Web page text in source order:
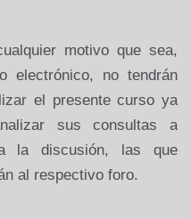
motivo que sea,
electrónico, no tendrán
el presente curso ya
sus consultas a
la discusión, las que
al respectivo foro.